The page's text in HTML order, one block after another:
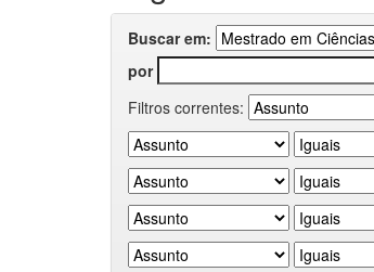
Buscar em:
por
Filtros correntes: